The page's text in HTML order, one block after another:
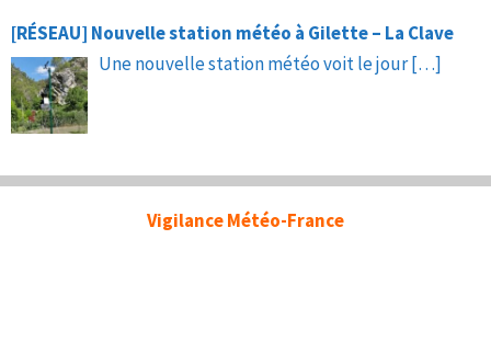
[RÉSEAU] Nouvelle station météo à Gilette – La Clave
Une nouvelle station météo voit le jour[…]
Vigilance Météo-France